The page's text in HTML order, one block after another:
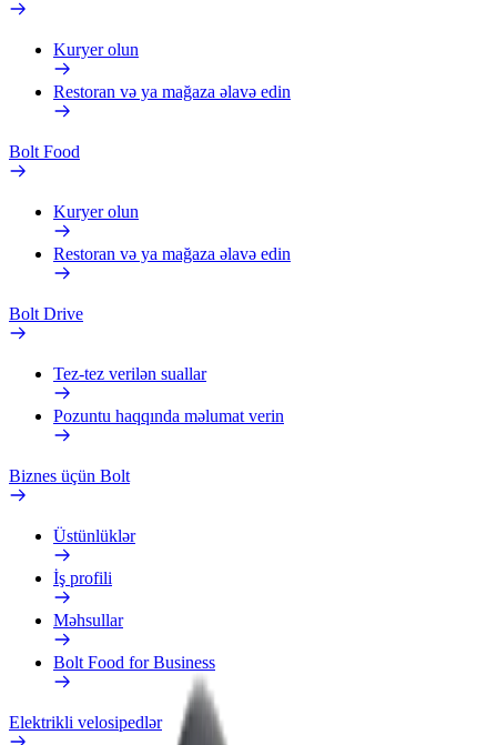
Kuryer olun
Restoran və ya mağaza əlavə edin
Bolt Food
Kuryer olun
Restoran və ya mağaza əlavə edin
Bolt Drive
Tez-tez verilən suallar
Pozuntu haqqında məlumat verin
Biznes üçün Bolt
Üstünlüklər
İş profili
Məhsullar
Bolt Food for Business
Elektrikli velosipedlər